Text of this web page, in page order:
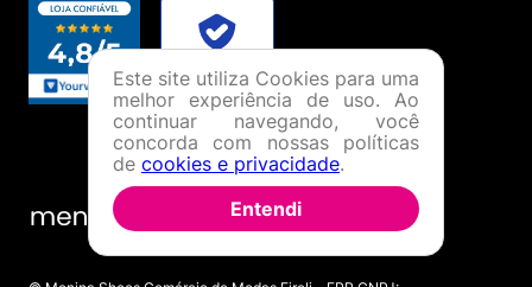
Este site utiliza Cookies para uma
melhor experiência de uso. Ao
continuar navegando, você
concorda com nossas políticas
de cookies e privacidade.
Entendi